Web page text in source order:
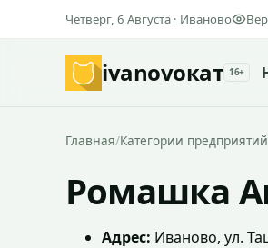
Четверг, 6 Августа · Иваново
ivanovoкат 16+
Главная/Категории предприятий
Ромашка
Адрес: Иваново, ул.